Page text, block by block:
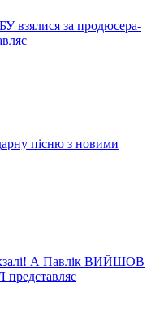
взялися за продюсера-
пісню з новими
А Павлік ВИЙШОВ